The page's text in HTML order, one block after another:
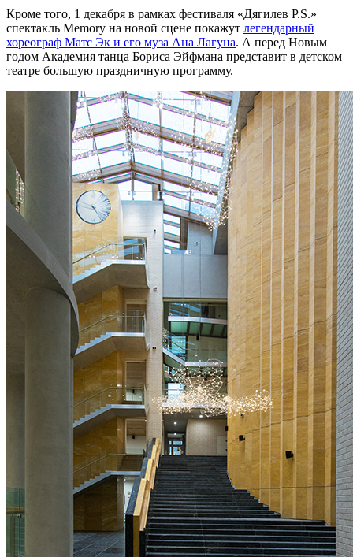
Кроме того, 1 декабря в рамках фестиваля «Дягилев P.S.»
спектакль Memory на новой сцене покажут легендарный
хореограф Матс Эк и его муза Ана Лагуна. А перед Новым
годом Академия танца Бориса Эйфмана представит в детском
театре большую праздничную программу.